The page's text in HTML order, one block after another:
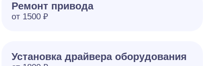
Ремонт привода
от 1500 ₽
Установка драйвера оборудования